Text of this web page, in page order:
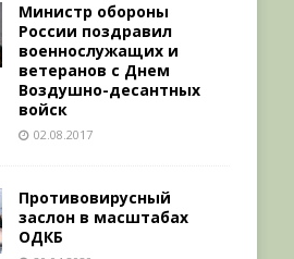
Министр обороны
России поздравил
военнослужащих и
ветеранов с Днем
Воздушно-десантных
войск
02.08.2017
Противовирусный
заслон в масштабах
ОДКБ